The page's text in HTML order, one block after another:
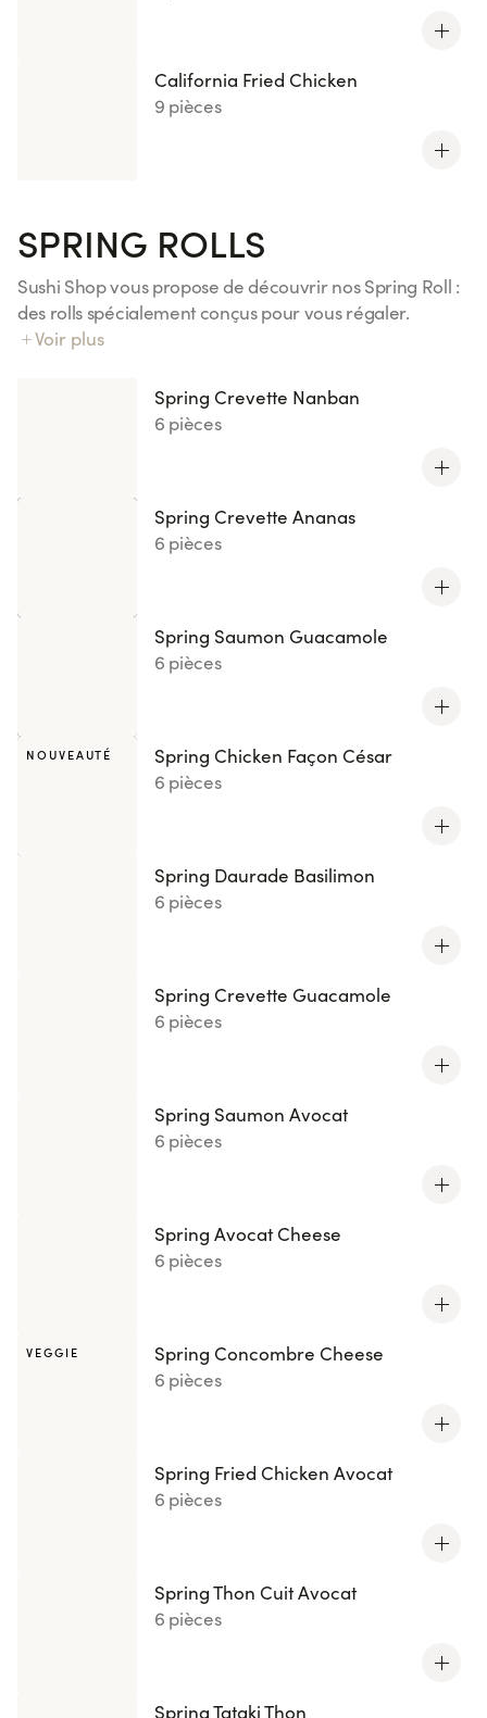
California Fried Chicken
9 pièces
SPRING ROLLS
Sushi Shop vous propose de découvrir nos Spring Roll :
des rolls spécialement conçus pour vous régaler.
Laissez vous tenter par nos recettes originales de roll
Voir plus
Spring Crevette Nanban
6 pièces
Spring Crevette Ananas
6 pièces
Spring Saumon Guacamole
6 pièces
NOUVEAUTÉ
Spring Chicken Façon César
6 pièces
Spring Daurade Basilimon
6 pièces
Spring Crevette Guacamole
6 pièces
Spring Saumon Avocat
6 pièces
Spring Avocat Cheese
6 pièces
VEGGIE
Spring Concombre Cheese
6 pièces
Spring Fried Chicken Avocat
6 pièces
Spring Thon Cuit Avocat
6 pièces
Spring Tataki Thon